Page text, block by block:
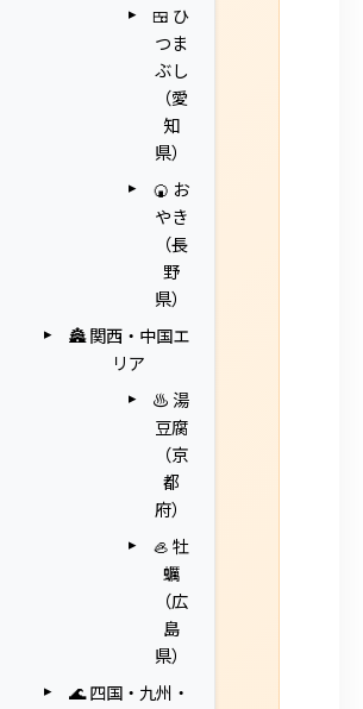
🍱 ひ
つま
ぶし
（愛
知
県）
🍘 お
やき
（長
野
県）
🏯 関西・中国エ
リア
♨️ 湯
豆腐
（京
都
府）
🦪 牡
蠣
（広
島
県）
🌊 四国・九州・